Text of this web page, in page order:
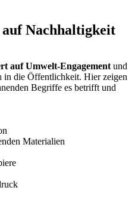
Nachhaltigkeit
auf Umwelt-Engagement und
in die Öffentlichkeit. Hier zeigen
Begriffe es betrifft und
Materialien